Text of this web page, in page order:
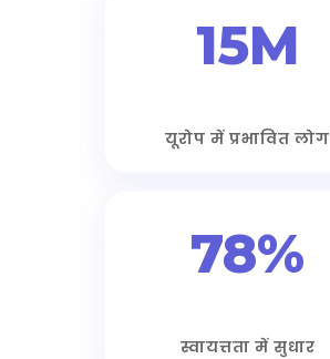
15M
यूरोप में प्रभावित लोग
78%
स्वायत्तता में सुधार